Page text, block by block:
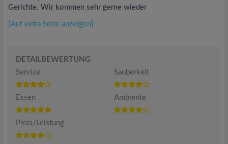
Gerichte. Wir kommen sehr gerne wieder
[Auf extra Seite anzeigen]
DETAILBEWERTUNG
Service
Sauberkeit
Essen Ambiente
Preis/Leistung